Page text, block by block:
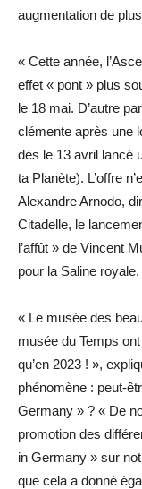
augmentation de
« Cette année,
effet « pont » plus
le 18 mai. D’autre
clémente après une
dès le 13 avril lancé
ta Planète). L’offre
Alexandre Arnodo,
Citadelle, le
l’affût » de Vincent
pour la Saline royale.
« Le musée des
musée du Temps
qu’en 2023 ! »,
phénomène : peut-
Germany » ? « De
promotion des
in Germany » sur
que cela a donné